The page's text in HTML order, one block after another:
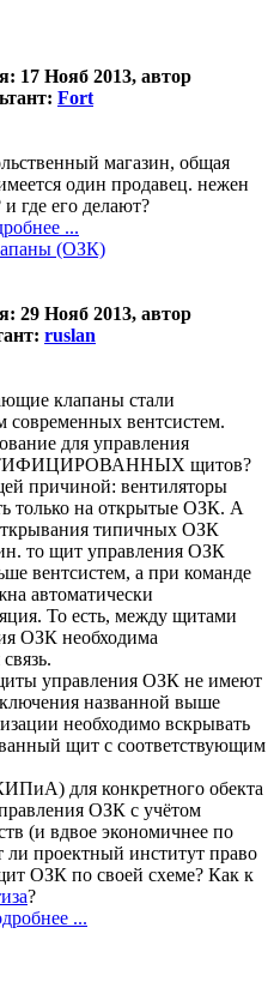
17 Нояб 2013, автор
Fort
магазин, общая
один продавец. нежен
и где его делают?
...
(ОЗК)
29 Нояб 2013, автор
ruslan
клапаны стали
современных вентсистем.
для управления
щитов?
причиной: вентиляторы
только на открытые ОЗК. А
типичных ОЗК
то щит управления ОЗК
вентсистем, а при команде
автоматически
То есть, между щитами
ОЗК необходима
управления ОЗК не имеют
названной выше
необходимо вскрывать
щит с соответствующим
для конкретного обекта
ОЗК с учётом
(и вдвое экономичнее по
ли проектный институт право
ОЗК по своей схеме? Как к
?
...